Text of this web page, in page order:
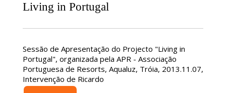
Living in Portugal
Sessão de Apresentação do Projecto "Living in
Portugal", organizada pela APR - Associação
Portuguesa de Resorts, Aqualuz, Tróia, 2013.11.07,
Intervenção de Ricardo